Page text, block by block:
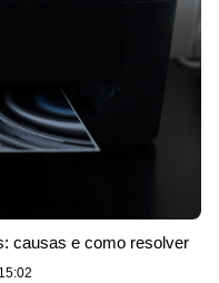
causas e como resolver